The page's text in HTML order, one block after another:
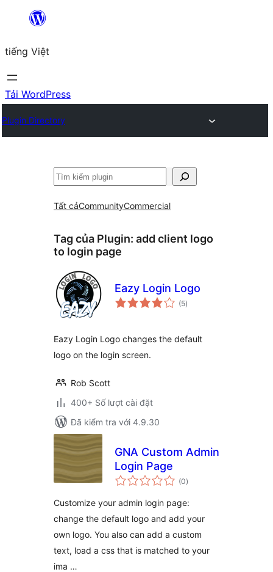
Chuyển
phần
nội
dung
tiếng Việt
Tải WordPress
Plugin Directory
Tìm
Tất cảCommunityCommercial
Tag của Plugin: add client logo
to login page
Eazy Login Logo
(5tổng
đánh
)
Eazy Login Logo changes the default
logo on the login screen.
Rob Scott
400+ Số lượt cài đặt
Đã kiểm tra với 4.9.30
GNA Custom Admin
Login Page
(0tổng
đánh
)
Customize your admin login page:
change the default logo and add your
own logo. You also can add a custom
text, load a css that is matched to your
ima …